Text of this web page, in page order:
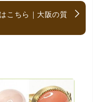
、また中古市場の仕
す。鑑別も素早く驚き
楽器等、様々なジャン
こちら｜大阪の質